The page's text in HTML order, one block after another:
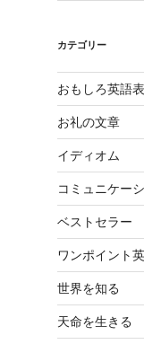
カテゴリー
おもしろ英語
お礼の文章
イディオム
コミュニケー
ベストセラー
ワンポイント
世界を知る
天命を生きる